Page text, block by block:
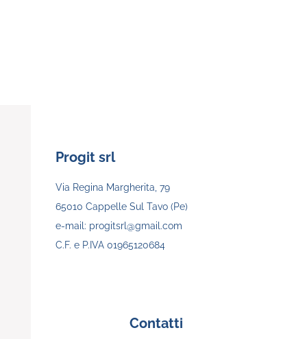
Progit srl
Contatti
Via Regina Margherita, 79
65010 Cappelle Sul Tavo (Pe)
e-mail: progitsrl@gmail.com
C.F. e P.IVA 01965120684